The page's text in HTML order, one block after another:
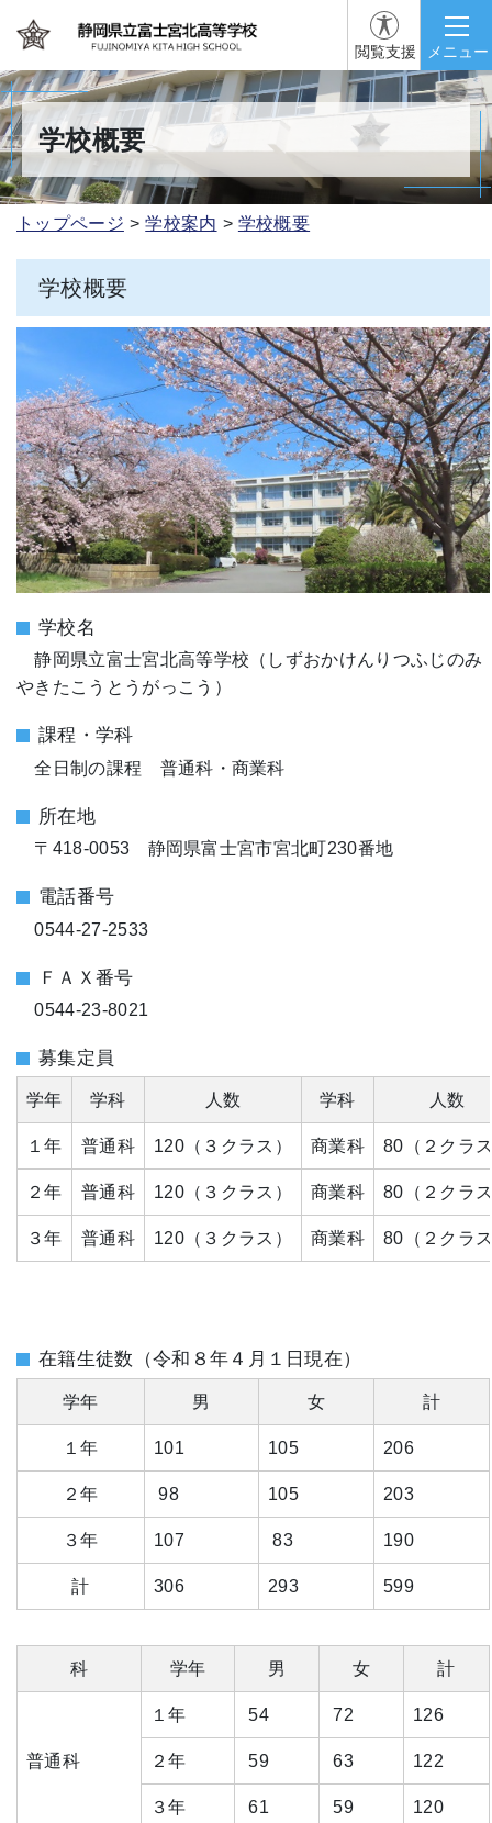
閲覧支援 メニュー
学校概要
トップページ 学校案内 学校概要
学校概要
学校名
静岡県立富士宮北高等学校（しずおかけんりつふじのみ
やきたこうとうがっこう）
課程・学科
全日制の課程 普通科・商業科
所在地
〒418-0053 静岡県富士宮市宮北町230番地
電話番号
0544-27-2533
ＦＡＸ番号
0544-23-8021
募集定員
学年 学科 人数 学科 人数
１年 普通科 120（３クラス） 商業科 80（２クラ
２年 普通科 120（３クラス） 商業科 80（２クラ
３年 普通科 120（３クラス） 商業科 80（２クラ
在籍生徒数（令和８年４月１日現在）
学年 男 女 計
１年 101 105 206
２年 98 105 203
３年 107 83 190
計 306 293 599
科 学年 男 女 計
普通科
１年 54 72 126
２年 59 63 122
３年 61 59 120